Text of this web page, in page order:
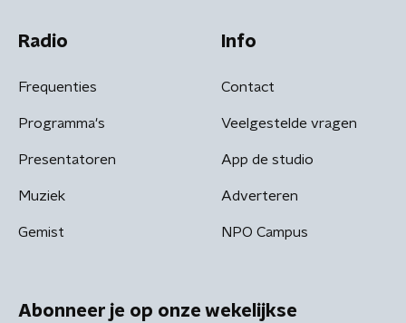
Radio
Frequenties
Programma's
Presentatoren
Muziek
Gemist
Info
Contact
Veelgestelde vragen
App de studio
Adverteren
NPO Campus
Abonneer je op onze wekelijkse